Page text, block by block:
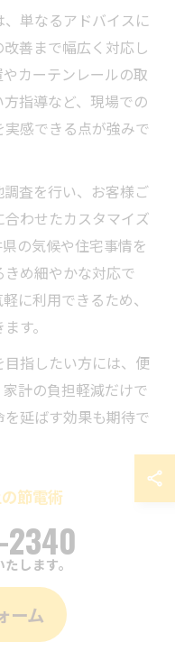
単なるアドバイスに
善まで幅広く対応し
カーテンレールの取
指導など、現場での
感できる点が強みで
査を行い、お客様ご
わせたカスタマイズ
の気候や住宅事情を
め細やかな対応で
に利用できるため、
す。
指したい方には、便
計の負担軽減だけで
延ばす効果も期待で
節電術
してきた便利屋は、
を提案しています。
電の使用効率を上げ
をつけることで、無
す。
2340
します。
ーム